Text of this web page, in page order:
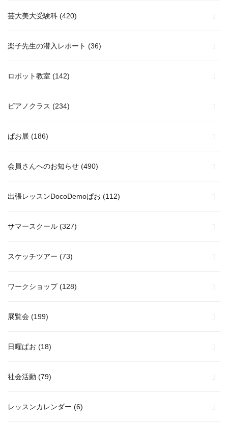
芸大美大受験科 (420)
楽子先生の潜入レポート (36)
ロボット教室 (142)
ピアノクラス (234)
ぱお展 (186)
会員さんへのお知らせ (490)
出張レッスンDocoDemoぱお (112)
サマースクール (327)
スケッチツアー (73)
ワークショップ(128)
展覧会 (199)
日曜ぱお (18)
社会活動 (79)
レッスンカレンダー (6)